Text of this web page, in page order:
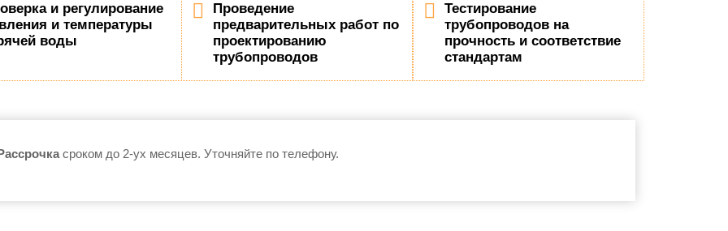
и регулирование
и температуры
воды
Проведение
предварительных работ по
проектированию
трубопроводов
Тестирование
трубопроводов на
прочность и соответствие
стандартам
сроком до 2-ух месяцев. Уточняйте по телефону.